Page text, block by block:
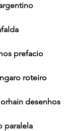
prefacio
roteiro
desenhos
paralela